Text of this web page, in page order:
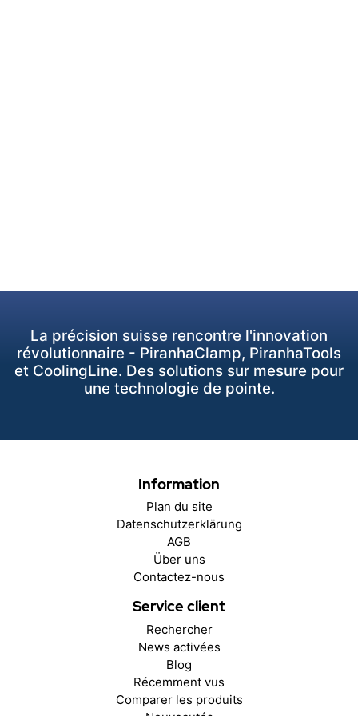
La précision suisse rencontre l'innovation
révolutionnaire - PiranhaClamp, PiranhaTools
et CoolingLine. Des solutions sur mesure pour
une technologie de pointe.
Information
Plan du site
Datenschutzerklärung
AGB
Über uns
Contactez-nous
Service client
Rechercher
News activées
Blog
Récemment vus
Comparer les produits